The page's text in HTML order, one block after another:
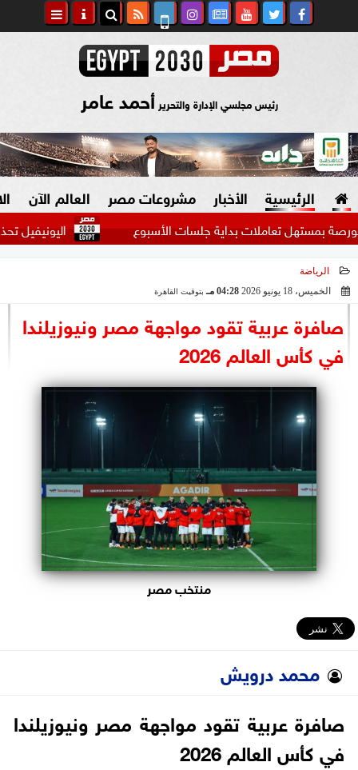
رئيس مجلسي الإدارة والتحرير أحمد عامر
الرئيسية الأخبار
السياسة
الرئاسة
البرلمان
الوزارات
مشروعات مصر
صنع في مصر
العالم الآن
اليونيفيل تحذر من تعاملات بداية جلسات الأسبوع
الرياضة
الخميس، 18 يونيو 2026
04:28 مـ بتوقيت القاهرة
صافرة عربية تقود مواجهة مصر ونيوزيلندا
في كأس العالم 2026
منتخب مصر
محمد درويش
صافرة عربية تقود مواجهة مصر ونيوزيلندا
في كأس العالم 2026